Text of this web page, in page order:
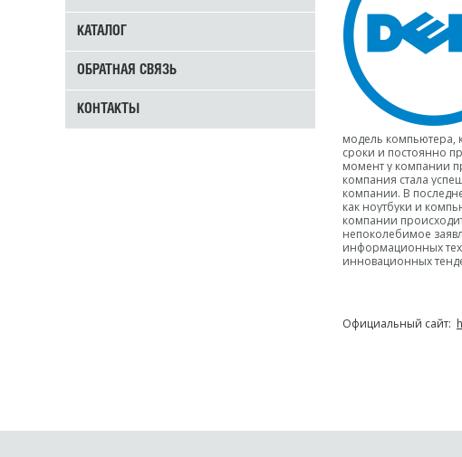
КАТАЛОГ
ОБРАТНАЯ СВЯЗЬ
КОНТАКТЫ
модель компьютера,
сроки и постоянно
момент у компании
компания стала
компании. В
как ноутбуки и
компании
непоколебимое
информационных
инновационных
Официальный сайт: